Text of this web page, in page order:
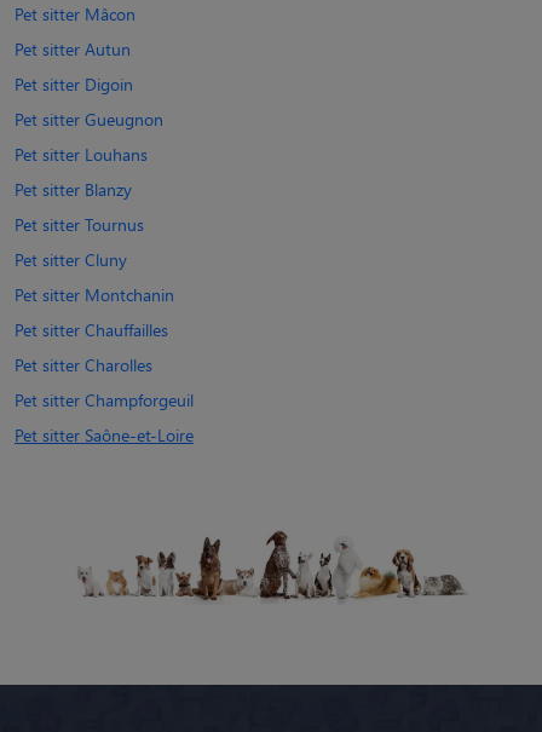
Pet sitter Mâcon
Pet sitter Autun
Pet sitter Digoin
Pet sitter Gueugnon
Pet sitter Louhans
Pet sitter Blanzy
Pet sitter Tournus
Pet sitter Cluny
Pet sitter Montchanin
Pet sitter Chauffailles
Pet sitter Charolles
Pet sitter Champforgeuil
Pet sitter Saône-et-Loire